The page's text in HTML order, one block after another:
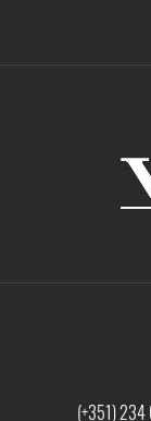
(+351) 234